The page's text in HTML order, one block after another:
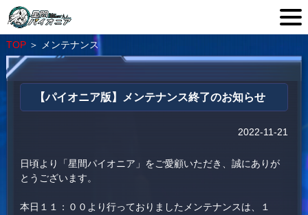
TOP＞ メンテナンス
【パイオニア版】メンテナンス終了のお知らせ
2022-11-21
日頃より「星間パイオニア」をご愛顧いただき、誠にありが
とうございます。
本日１１：００より行っておりましたメンテナンスは、１